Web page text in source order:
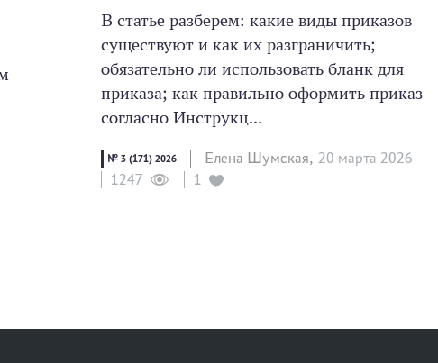
В статье разберем: какие виды приказов
существуют и как их разграничить;
обязательно ли использовать бланк для
приказа; как правильно оформить приказ
согласно Инструкц...
№ 3 (171) 2026 Елена Шумская, 20 мартa 2026
1247
1